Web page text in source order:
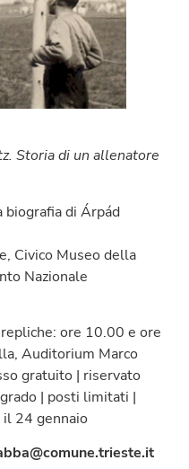
Storia di un allenatore
di Árpád
Civico Museo della
Nazionale
ore 10.00 e ore
Auditorium Marco
gratuito | riservato
| posti limitati |
24 gennaio